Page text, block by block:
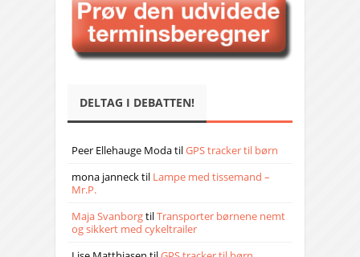
DELTAG I DEBATTEN!
Peer Ellehauge ModatilGPS tracker til børn
mona jannecktil Lampe med tissemand –
Mr.P.
Maja SvanborgtilTransporter børnene nemt
og sikkert med cykeltrailer